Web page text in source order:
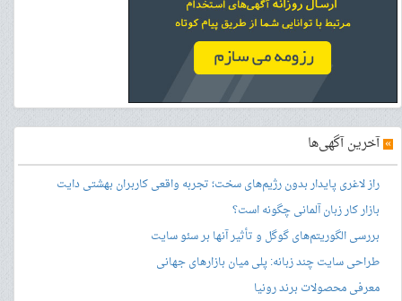
»آخرین آگهی‌ها
راز لاغری پایدار بدون رژیم‌های سخت؛ تجربه واقعی کاربران بهشتی دایت
بازار کار زبان آلمانی چگونه است؟
بررسی الگوریتم‌های گوگل و تأثیر آنها بر سئو سایت
طراحی سایت چند زبانه: پلی میان بازارهای جهانی
معرفی محصولات برند رونیا